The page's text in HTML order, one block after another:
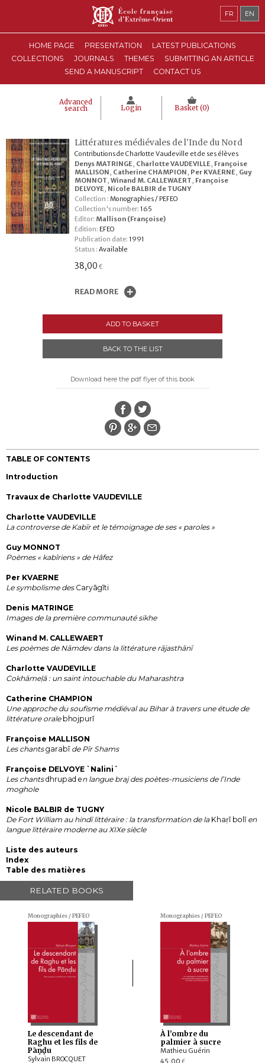
HOME PAGE PRESENTATION
LATEST PUBLICATIONS
COLLECTIONS
JOURNALS THEMES
SUBMITTING AN ARTICLE
SEND A MANUSCRIPT
CONTACT US
Advanced
search Login Basket (0)
FR EN
Littératures médiévales de l'Inde du Nord
Contributions de Charlotte Vaudeville et de ses élèves
Denys MATRINGE, Charlotte VAUDEVILLE, Françoise
MALLISON, Catherine CHAMPION, Per KVAERNE, Guy
MONNOT, Winand M. CALLEWAERT, Françoise
DELVOYE, Nicole BALBIR de TUGNY
Collection : Monographies / PEFEO
Collection's number: 165
Editor: Mallison (Françoise)
Edition: EFEO
Publication date: 1991
Status : Available
38,00 €
READ MORE
ADD TO BASKET
BACK TO THE LIST
Download here the pdf flyer of this book
TABLE OF CONTENTS
Introduction
Travaux de Charlotte VAUDEVILLE
Charlotte VAUDEVILLE
La controverse de Kabīr et le témoignage de ses « paroles »
Guy MONNOT
Poèmes « kabîriens » de Hâfez
Per KVAERNE
Le symbolisme desCaryāgīti
Denis MATRINGE
Images de la première communauté sikhe
Winand M. CALLEWAERT
Les poèmes de Nāmdev dans la littérature rājasthānī
Charlotte VAUDEVILLE
Cokhāmeḷā : un saint intouchable du Maharashtra
Catherine CHAMPION
Une approche du soufisme médiéval au Bihar à travers une étude de
littérature oralebhojpurī
Françoise MALLISON
Les chantsgarabī de Pīr Shams
Françoise DELVOYE `Nalini´
Les chantsdhrupad en langue braj des poètes-musiciens de l’Inde
moghole
Nicole BALBIR de TUGNY
De Fort William au hindī littéraire : la transformation de laKhaṛī bolī en
langue littéraire moderne au XIXe siècle
Liste des auteurs
Index
Table des matières
RELATED BOOKS
Monographies / PEFEO
Le descendant de
Raghu et les fils de
Pāṇḍu
Sylvain BROCQUET
Monographies / PEFEO
À l’ombre du
palmier à sucre
Mathieu Guérin
45,00 €